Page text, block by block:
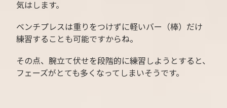
気はします。
ベンチプレスは重りをつけずに軽いバー（棒）だけ
練習することも可能ですからね。
その点、腕立て伏せを段階的に練習しようとすると、
フェーズがとても多くなってしまいそうです。